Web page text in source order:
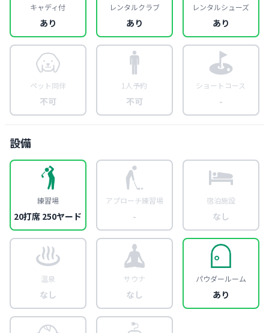
キャディ付
あり
レンタルクラブ
あり
レンタルシューズ
あり
ペット同伴
不可
1人予約
不可
ショートコース
-
設備
練習場
20打席 250ヤード
アプローチ練習場
-
宿泊施設
なし
温泉
なし
サウナ
なし
パウダールーム
あり